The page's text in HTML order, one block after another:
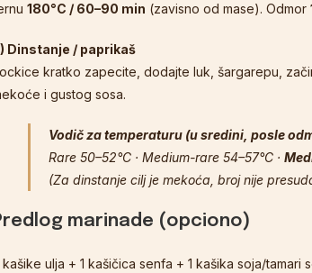
180°C / 60–90 min (zavisno od mase). Odmor
Dinstanje / paprikaš
kratko zapecite, dodajte luk, šargarepu,
i gustog sosa.
Vodič za temperaturu (u sredini, posle
Rare 50–52°C · Medium-rare 54–57°C ·
(Za dinstanje cilj je mekoća, broj nije
marinade (opciono)
kašike ulja + 1 kašičica senfa + 1 kašika soja/